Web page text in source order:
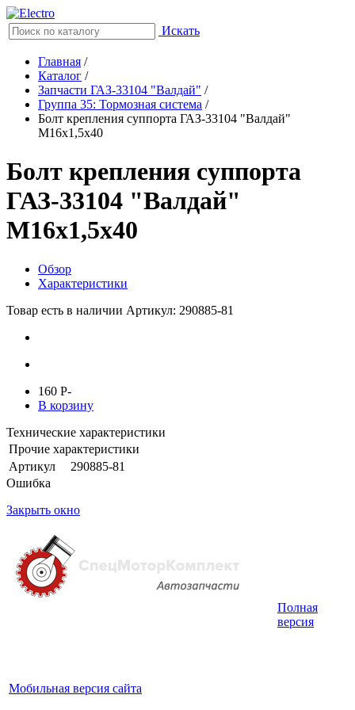
Искать
Главная /
Каталог /
Запчасти ГАЗ-33104 "Валдай" /
Группа 35: Тормозная система /
Болт крепления суппорта ГАЗ-33104 "Валдай"
М16х1,5х40
Болт крепления суппорта
ГАЗ-33104 "Валдай"
М16х1,5х40
Обзор
Характеристики
Товар есть в наличии Артикул: 290885-81
160 P-
В корзину
Технические характеристики
Прочие характеристики
Артикул
290885-81
Ошибка
Закрыть окно
Мобильная версия сайта
Полная
версия